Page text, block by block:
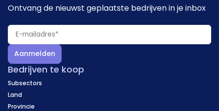
Ontvang de nieuwst geplaatste bedrijven in je inbox
Aanmelden
Bedrijven te koop
Subsectors
Land
Provincie